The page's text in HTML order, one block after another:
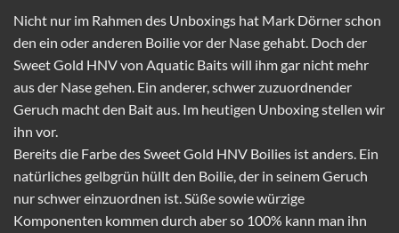
Nicht nur im Rahmen des Unboxings hat Mark Dörner schon
den ein oder anderen Boilie vor der Nase gehabt. Doch der
Sweet Gold HNV von Aquatic Baits will ihm gar nicht mehr
aus der Nase gehen. Ein anderer, schwer zuzuordnender
Geruch macht den Bait aus. Im heutigen Unboxing stellen wir
ihn vor.
Bereits die Farbe des Sweet Gold HNV Boilies ist anders. Ein
natürliches gelbgrün hüllt den Boilie, der in seinem Geruch
nur schwer einzuordnen ist. Süße sowie würzige
Komponenten kommen durch aber so 100% kann man ihn